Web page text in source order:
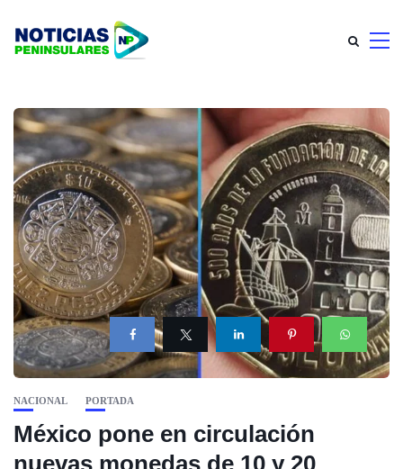
NACIONAL PORTADA
México pone en circulación
nuevas monedas de 10 y 20